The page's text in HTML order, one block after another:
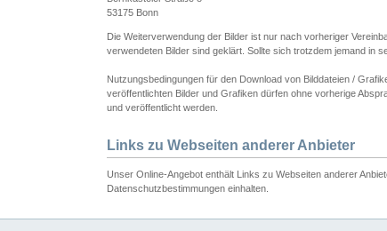
53175 Bonn
Die Weiterverwendung der Bilder ist nur nach vorheriger
verwendeten Bilder sind geklärt. Sollte sich trotzdem jemand in
Nutzungsbedingungen für den Download von Bilddateien /
veröffentlichten Bilder und Grafiken dürfen ohne vorherige
und veröffentlicht werden.
Links zu Webseiten anderer Anbieter
Unser Online-Angebot enthält Links zu Webseiten anderer
Datenschutzbestimmungen einhalten.